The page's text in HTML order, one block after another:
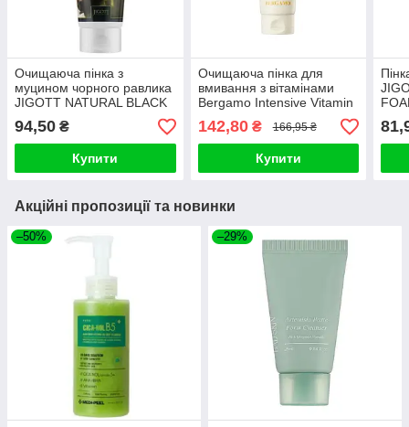
Очищаюча пінка з
муцином чорного равлика
JIGOTT NATURAL BLACK
SNAIL FOAM CLEANSING
180ml
94,50 ₴
Купити
Очищаюча пінка для
вмивання з вітамінами
Bergamo Intensive Vitamin
Cleanser Foam 120ml
142,80₴ 166,95 ₴
Купити
Акційні пропозиції та новинки
–50% –29%